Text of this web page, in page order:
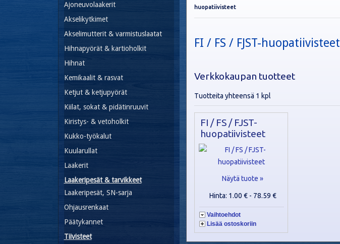
huopatiivisteet
FI / FS / FJST-huopatiivisteet
Verkkokaupan tuotteet
Tuotteita yhteensä 1 kpl
FI / FS / FJST-
huopatiivisteet
Näytä tuote »
Hinta: 1.00 € - 78.59 €
Vaihtoehdot
Lisää ostoskoriin
Ajoneuvolaakerit
Akselikytkimet
Akselimutterit & varmistuslaatat
Hihnapyörät & kartioholkit
Hihnat
Kemikaalit & rasvat
Ketjut & ketjupyörät
Kiilat, sokat & pidätinruuvit
Kiristys- & vetoholkit
Kukko-työkalut
Kuularullat
Laakerit
Laakeripesät & tarvikkeet
Laakeripesät, SN-sarja
Ohjausrenkaat
Päätykannet
Tiivisteet